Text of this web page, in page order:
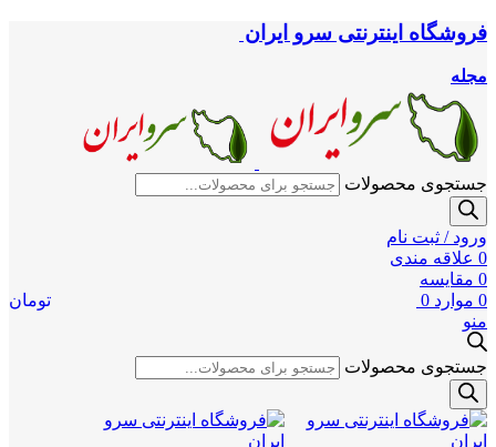
فروشگاه اینترنتی سرو ایران
مجله
جستجوی محصولات
ورود / ثبت نام
0 علاقه مندی
0 مقایسه
0 موارد 0
تومان
منو
جستجوی محصولات